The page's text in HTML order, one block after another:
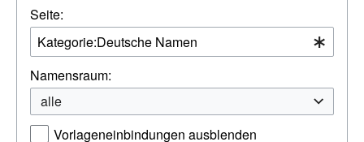
Seite:
Namensraum:
alle
Vorlageneinbindungen ausblenden